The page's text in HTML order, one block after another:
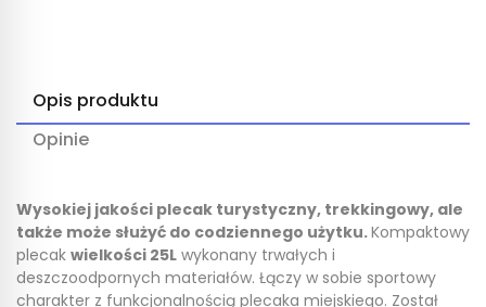
Opis produktu
Opinie
Wysokiej jakości plecak turystyczny, trekkingowy, ale
także może służyć do codziennego użytku.Kompaktowy
plecak wielkości 25L wykonany trwałych i
deszczoodpornych materiałów. Łączy w sobie sportowy
charakter z funkcjonalnością plecaka miejskiego. Został